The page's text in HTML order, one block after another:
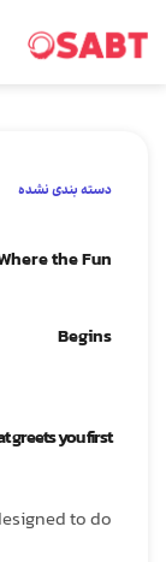
دسته بندی نشده
the Fun
Begins
greets you first?
to do?